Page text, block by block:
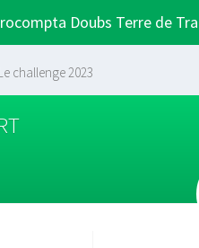
Doubs Terre de
challenge 2023